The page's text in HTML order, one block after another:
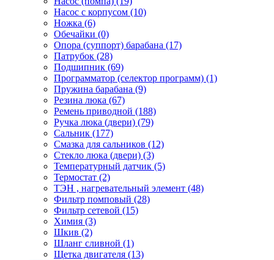
Насос c корпусом (10)
Ножка (6)
Обечайки (0)
Опора (суппорт) барабана (17)
Патрубок (28)
Подшипник (69)
Программатор (селектор программ) (1)
Пружина барабана (9)
Резина люка (67)
Ремень приводной (188)
Ручка люка (двери) (79)
Сальник (177)
Смазка для сальников (12)
Стекло люка (двери) (3)
Температурный датчик (5)
Термостат (2)
ТЭН , нагревательный элемент (48)
Фильтр помповый (28)
Фильтр сетевой (15)
Химия (3)
Шкив (2)
Шланг сливной (1)
Щетка двигателя (13)